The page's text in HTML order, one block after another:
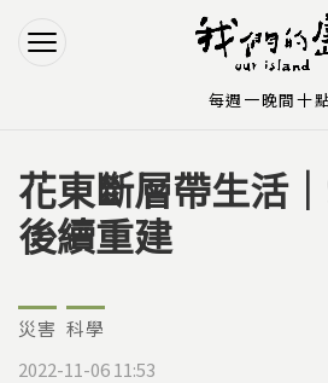
Jump to
Jump to Main
您在這裡
花東斷層帶生活
後續重建
災害 科學
2022-11-06 11:53
每週一晚間十